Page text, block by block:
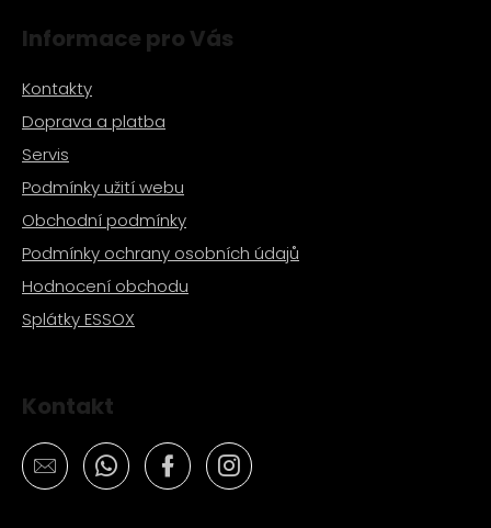
Informace pro Vás
Kontakty
Doprava a platba
Servis
Podmínky užití webu
Obchodní podmínky
Podmínky ochrany osobních údajů
Hodnocení obchodu
Splátky ESSOX
Kontakt